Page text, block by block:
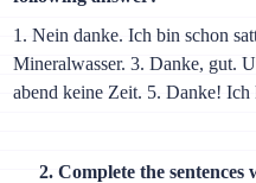
1. Nein danke. Ich bin schon
Mineralwasser. 3. Danke, gut.
abend keine Zeit. 5. Danke! Ich
2. Complete the